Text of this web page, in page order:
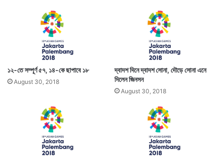
১২-তে সম্পূর্ণ ৫৭, ১৪-কে ছাপাবে ১৮
August 30, 2018
দ্বাদশ দিনে দ্বাদশ সোনা, দৌড়ে সোনা এনে
দিলেন জিনসন
August 30, 2018